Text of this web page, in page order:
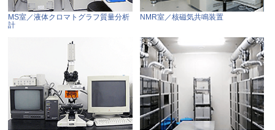
MS室／液体クロマトグラフ質量分析
計
NMR室／核磁気共鳴装置